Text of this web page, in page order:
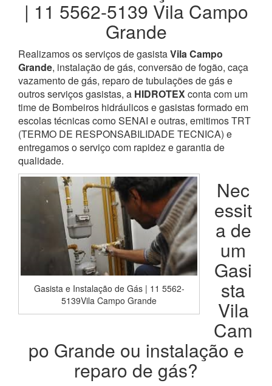
| 11 5562-5139 Vila Campo
Grande
Realizamos os serviços de gasistaVila Campo
Grande, instalação de gás, conversão de fogão, caça
vazamento de gás, reparo de tubulações de gás e
outros serviços gasistas, a HIDROTEXconta com um
time de Bombeiros hidráulicos e gasistas formado em
escolas técnicas como SENAI e outras, emitimos TRT
(TERMO DE RESPONSABILIDADE TECNICA) e
entregamos o serviço com rapidez e garantia de
qualidade.
Gasista e Instalação de Gás | 11 5562-
5139Vila Campo Grande
Nec
essit
a de
um
Gasi
sta
Vila
Cam
po Grande ou instalação e
reparo de gás?